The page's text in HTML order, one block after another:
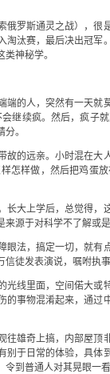
罗斯通灵之战），
汰赛，最后决出冠
神秘学。
的人，突然有一天
继续疯。然后，疯子
。
的远亲。小时混在
怎样做，然后把鸡蛋
大上学后，总觉得
源于对科学不了解或
法，搞定一切，就
徒发表演说，嘱咐
线里面，空间偌大
事物混淆起来，通
雄奇上搞，内部屋
于日常的体验，具
到普通人对其晃眼一